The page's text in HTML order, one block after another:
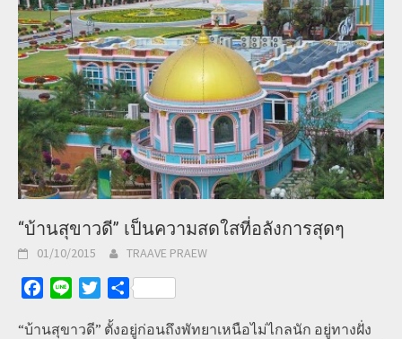
“บ้านสุขาวดี” เป็นความสดใสที่อลังการสุดๆ
01/10/2015 TRAAVE PRAEW
Facebook
Line TwitterShare
“บ้านสุขาวดี” ตั้งอยู่ก่อนถึงพัทยาเหนือไม่ไกลนัก อยู่ทางฝั่ง